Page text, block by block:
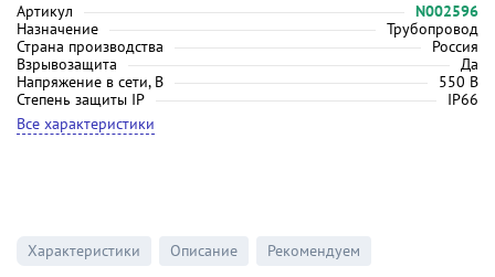
Артикул
N002596
Назначение
Трубопровод
Страна производства
Россия
Взрывозащита
Да
Напряжение в сети, В
550 В
Степень защиты IP
IP66
Все характеристики
Характеристики Описание Рекомендуем